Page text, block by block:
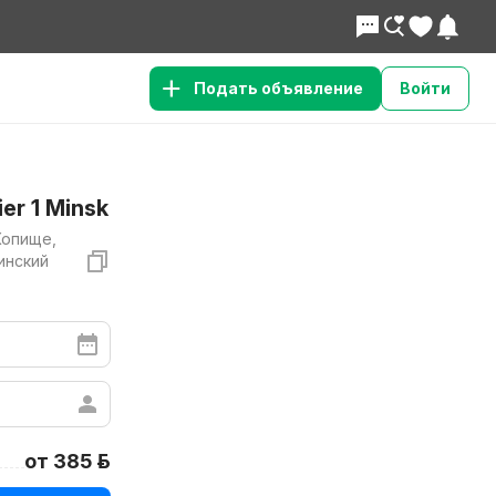
Подать объявление Войти
1 Minsk
от 385 р.